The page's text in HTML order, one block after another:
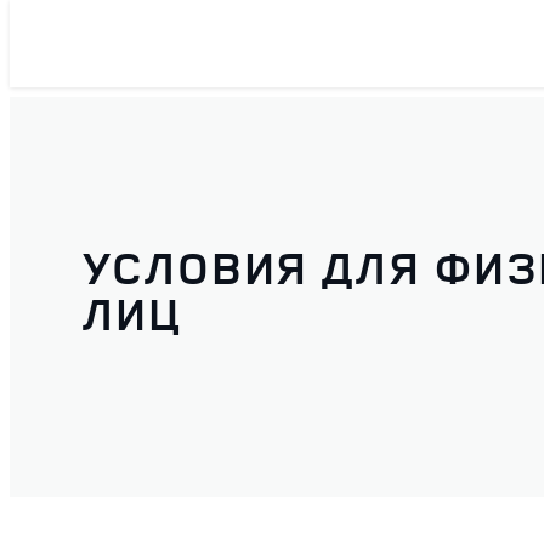
УСЛОВИЯ ДЛЯ
ЛИЦ